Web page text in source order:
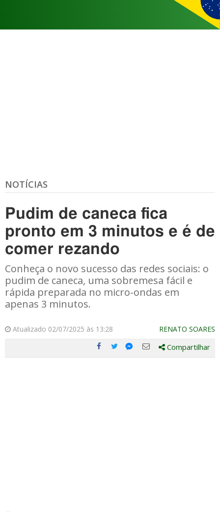
NOTÍCIAS
Pudim de caneca fica
pronto em 3 minutos e é de
comer rezando
Conheça o novo sucesso das redes sociais: o
pudim de caneca, uma sobremesa fácil e
rápida preparada no micro-ondas em
apenas 3 minutos.
Atualizado 02/07/2025 às 13:28 RENATO SOARES
Compartilhe
Compartilhe
Compartilhe
Compartilhe
Compartilhar